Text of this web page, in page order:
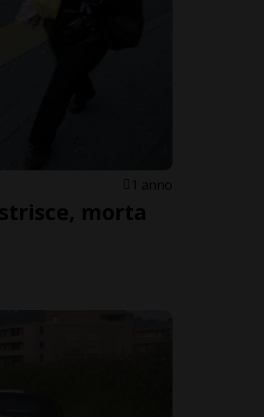
1 anno
morta